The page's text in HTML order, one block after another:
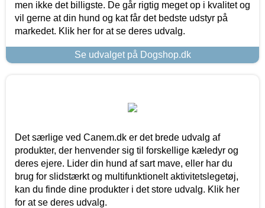
men ikke det billigste. De går rigtig meget op i kvalitet og
vil gerne at din hund og kat får det bedste udstyr på
markedet. Klik her for at se deres udvalg.
Se udvalget på Dogshop.dk
Det særlige ved Canem.dk er det brede udvalg af
produkter, der henvender sig til forskellige kæledyr og
deres ejere. Lider din hund af sart mave, eller har du
brug for slidstærkt og multifunktionelt aktivitetslegetøj,
kan du finde dine produkter i det store udvalg. Klik her
for at se deres udvalg.